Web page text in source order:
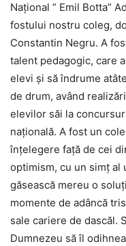
Național ” Emil Botta”
fostului nostru coleg,
Constantin Negru. A
talent pedagogic, care
elevi și să îndrume
de drum, având
elevilor săi la
națională. A fost un
înțelegere față de cei
optimism, cu un simț
găsească mereu o
momente de adâncă
sale cariere de dascăl.
Dumnezeu să îl